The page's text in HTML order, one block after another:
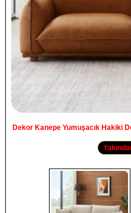
Dekor Kanepe Yumuşacık Hakiki